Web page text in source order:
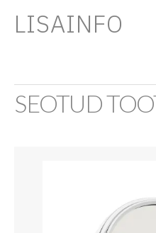
LISAINFO
SEOTUD